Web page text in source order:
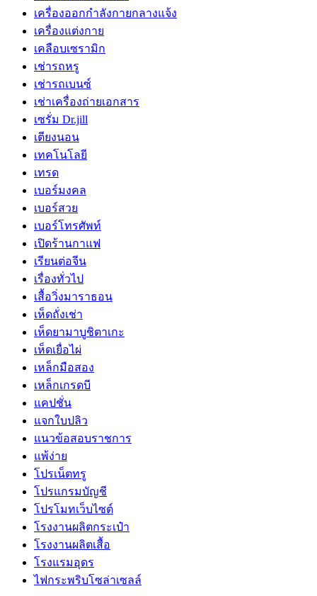
เครื่องออกกำลังกายกลางแจ้ง
เครื่องแต่งกาย
เคลือบเซรามิก
เช่ารถหรู
เช่ารถเบนซ์
เช่าเครื่องถ่ายเอกสาร
เซรั่ม Dr.jill
เตียงนอน
เทคโนโลยี
เทรด
เบอร์มงคล
เบอร์สวย
เบอร์โทรศัพท์
เปิดร้านกาแฟ
เรียนต่อจีน
เรื่องทั่วไป
เสื้อวิ่งมาราธอน
เห็ดถั่งเช่า
เห็ดยามาบูชิตาเกะ
เห็ดเยื่อไผ่
เหล็กมือสอง
เหล็กเกรดบี
แคปชั่น
แจกใบปลิว
แนวข้อสอบราชการ
แพ้ง่าย
โปรเน็ตทรู
โปรแกรมบัญชี
โปรโมทเว็บไซต์
โรงงานผลิตกระเป๋า
โรงงานผลิตเสื้อ
โรงแรมอุดร
ไฟกระพริบโซล่าเซลล์